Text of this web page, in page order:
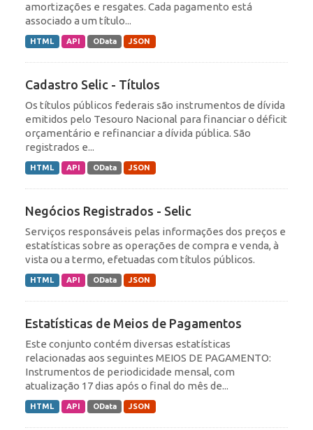
amortizações e resgates. Cada pagamento está
associado a um título...
HTML API OData JSON
Cadastro Selic - Títulos
Os títulos públicos federais são instrumentos de dívida
emitidos pelo Tesouro Nacional para financiar o déficit
orçamentário e refinanciar a dívida pública. São
registrados e...
HTML API OData JSON
Negócios Registrados - Selic
Serviços responsáveis pelas informações dos preços e
estatísticas sobre as operações de compra e venda, à
vista ou a termo, efetuadas com títulos públicos.
HTML API OData JSON
Estatísticas de Meios de Pagamentos
Este conjunto contém diversas estatísticas
relacionadas aos seguintes MEIOS DE PAGAMENTO:
Instrumentos de periodicidade mensal, com
atualização 17 dias após o final do mês de...
HTML API OData JSON